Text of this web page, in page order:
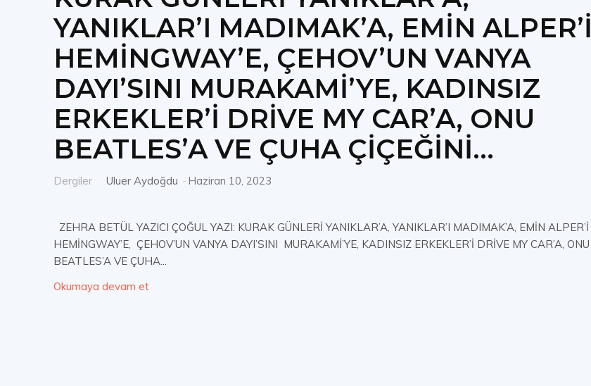
YANIKLAR’I MADIMAK’A, EMİN ALPER’İ
HEMİNGWAY’E, ÇEHOV’UN VANYA
DAYI’SINI MURAKAMİ’YE, KADINSIZ
ERKEKLER’İ DRİVE MY CAR’A, ONU
BEATLES’A VE ÇUHA ÇİÇEĞİNİ...
Dergiler Uluer Aydoğdu - Haziran 10, 2023
ZEHRA BETÜL YAZICI ÇOĞUL YAZI: KURAK GÜNLERİ YANIKLAR’A, YANIKLAR’I MADIMAK’A, EMİN ALPER’İ
HEMİNGWAY’E, ÇEHOV’UN VANYA DAYI’SINI MURAKAMİ’YE, KADINSIZ ERKEKLER’İ DRİVE MY CAR’A, ONU
BEATLES’A VE ÇUHA...
Okumaya devam et